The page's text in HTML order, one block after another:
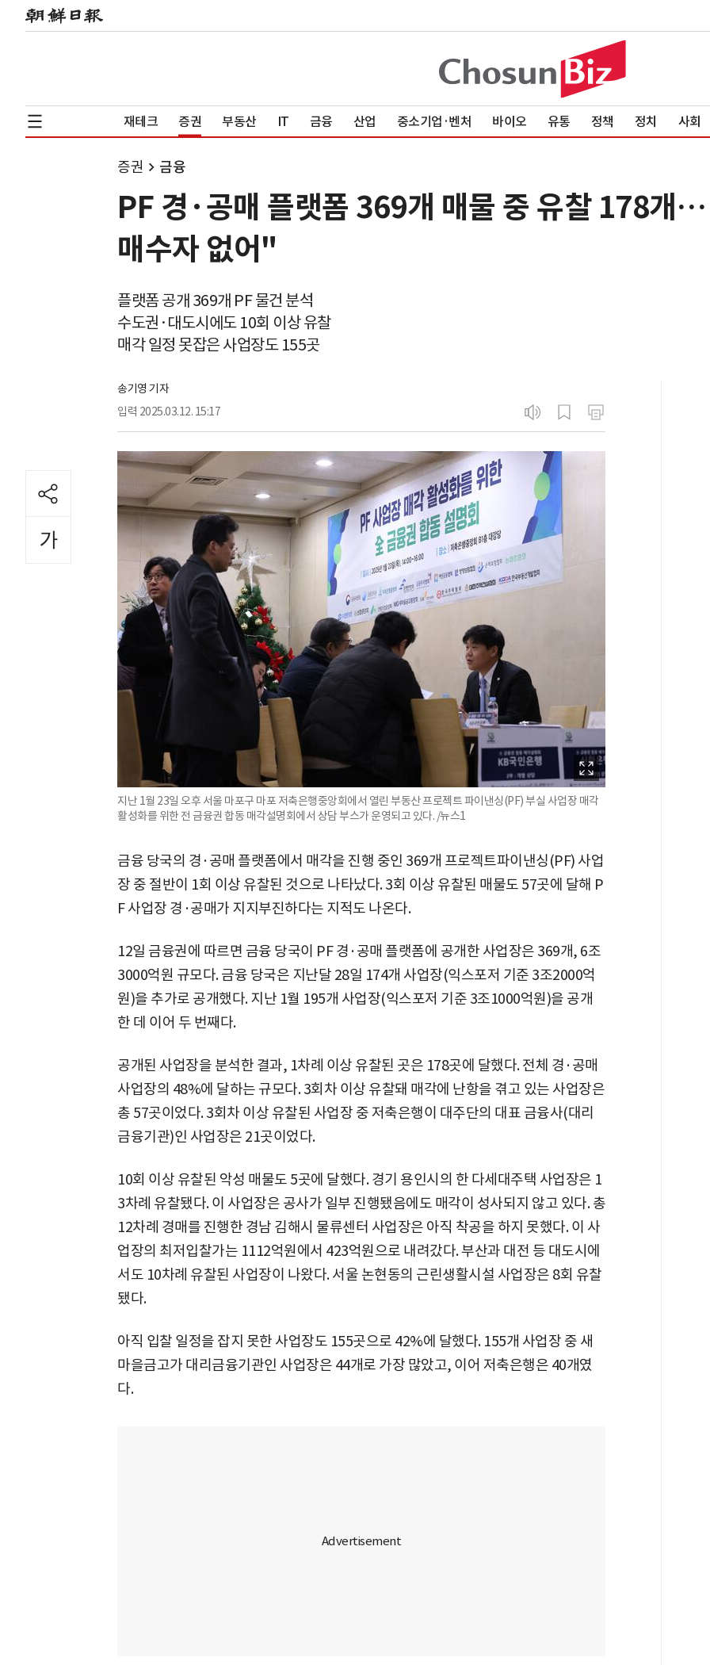
재테크 증권 부동산 IT 금융 산업 중소기업·벤처 바이오 유통 정책 정치 사회
증권 금융
PF 경·공매 플랫폼 369개 매물 중 유찰 178개
매수자 없어"
플랫폼 공개 369개 PF 물건 분석
수도권·대도시에도 10회 이상 유찰
매각 일정 못잡은 사업장도 155곳
송기영 기자
입력 2025.03.12. 15:17
지난 1월 23일 오후 서울 마포구 마포 저축은행중앙회에서 열린 부동산 프로젝트 파이낸싱(PF) 부실 사업장 매각
활성화를 위한 전 금융권 합동 매각설명회에서 상담 부스가 운영되고 있다. /뉴스1
금융 당국의 경·공매 플랫폼에서 매각을 진행 중인 369개 프로젝트파이낸싱(PF) 사업
장 중 절반이 1회 이상 유찰된 것으로 나타났다. 3회 이상 유찰된 매물도 57곳에 달해 P
F 사업장 경·공매가 지지부진하다는 지적도 나온다.
12일 금융권에 따르면 금융 당국이 PF 경·공매 플랫폼에 공개한 사업장은 369개, 6조
3000억원 규모다. 금융 당국은 지난달 28일 174개 사업장(익스포저 기준 3조2000억
원)을 추가로 공개했다. 지난 1월 195개 사업장(익스포저 기준 3조1000억원)을 공개
한 데 이어 두 번째다.
공개된 사업장을 분석한 결과, 1차례 이상 유찰된 곳은 178곳에 달했다. 전체 경·공매
사업장의 48%에 달하는 규모다. 3회차 이상 유찰돼 매각에 난항을 겪고 있는 사업장은
총 57곳이었다. 3회차 이상 유찰된 사업장 중 저축은행이 대주단의 대표 금융사(대리
금융기관)인 사업장은 21곳이었다.
10회 이상 유찰된 악성 매물도 5곳에 달했다. 경기 용인시의 한 다세대주택 사업장은 1
3차례 유찰됐다. 이 사업장은 공사가 일부 진행됐음에도 매각이 성사되지 않고 있다. 총
12차례 경매를 진행한 경남 김해시 물류센터 사업장은 아직 착공을 하지 못했다. 이 사
업장의 최저입찰가는 1112억원에서 423억원으로 내려갔다. 부산과 대전 등 대도시에
서도 10차례 유찰된 사업장이 나왔다. 서울 논현동의 근린생활시설 사업장은 8회 유찰
됐다.
아직 입찰 일정을 잡지 못한 사업장도 155곳으로 42%에 달했다. 155개 사업장 중 새
마을금고가 대리금융기관인 사업장은 44개로 가장 많았고, 이어 저축은행은 40개였
다.